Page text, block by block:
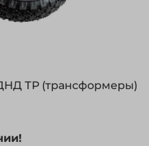
ТР (трансформеры)